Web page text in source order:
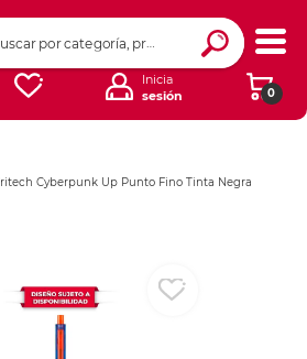
0
Inicia
sesión
Cyberpunk Up Punto Fino Tinta Negra
Ingresar Codigo